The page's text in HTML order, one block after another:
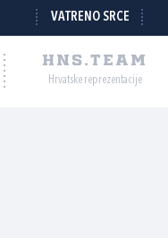
VATRENO SRCE
HNS.TEAM
Hrvatske reprezentacije